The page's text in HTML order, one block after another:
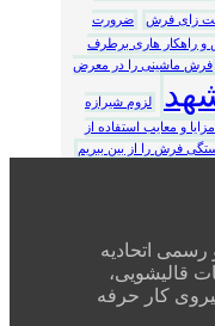
زای فرش
ضرورت
راهکار هاری برطرف
فرش ماشینی را در معرض
لزوم شیرازه
مزایا و معایب استفاده از
فرش را از بین ببریم
اتحادیه
قالیشویی،
کار حرفه